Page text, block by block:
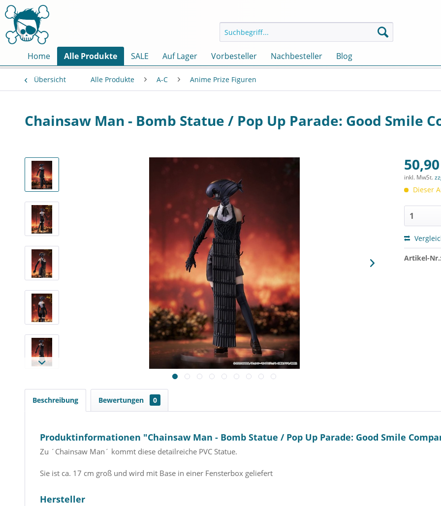
Home Alle Produkte SALE Auf Lager Vorbesteller Nachbesteller Blog
Übersicht Alle Produkte A-C Anime Prize Figuren
Chainsaw Man - Bomb Statue / Pop Up Parade: Good Smile
inkl. MwSt.
Dieser
Artikel-Nr.:
Beschreibung Bewertungen 0
Produktinformationen "Chainsaw Man - Bomb Statue / Pop Up Parade: Good Smile
Zu ´Chainsaw Man´ kommt diese detailreiche PVC Statue.
Sie ist ca. 17 cm groß und wird mit Base in einer Fensterbox geliefert
Hersteller